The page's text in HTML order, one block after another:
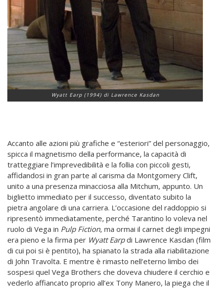
Wyatt Earp (1994) di Lawrence Kasdan
Accanto alle azioni più grafiche e “esteriori” del personaggio,
spicca il magnetismo della performance, la capacità di
tratteggiare l’imprevedibilità e la follia con piccoli gesti,
affidandosi in gran parte al carisma da Montgomery Clift,
unito a una presenza minacciosa alla Mitchum, appunto. Un
biglietto immediato per il successo, diventato subito la
pietra angolare di una carriera. L’occasione del raddoppio si
ripresentò immediatamente, perché Tarantino lo voleva nel
ruolo di Vega in Pulp Fiction, ma ormai il carnet degli impegni
era pieno e la firma per Wyatt Earpdi Lawrence Kasdan (film
di cui poi si è pentito), ha spianato la strada alla riabilitazione
di John Travolta. E mentre è rimasto nell’eterno limbo dei
sospesi quel Vega Brothers che doveva chiudere il cerchio e
vederlo affiancato proprio all’ex Tony Manero, la piega che il